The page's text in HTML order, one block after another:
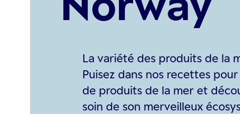
La variété des produits de la
Puisez dans nos recettes
de produits de la mer et
soin de son merveilleux